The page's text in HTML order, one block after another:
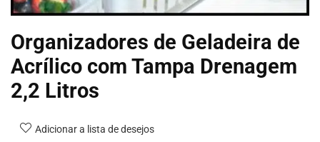
Organizadores de Geladeira de
Acrílico com Tampa Drenagem
2,2 Litros
Adicionar a lista de desejos